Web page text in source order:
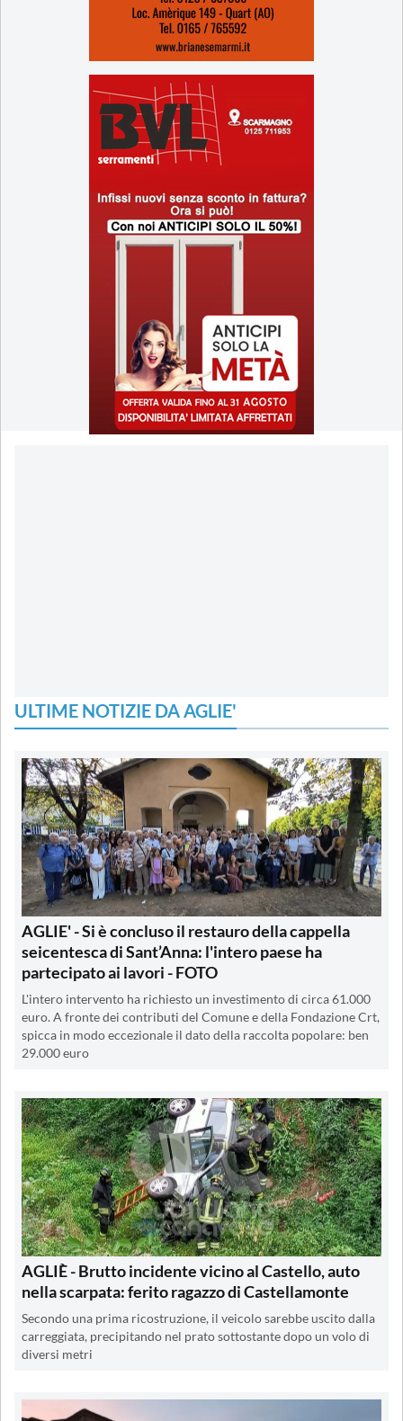
ULTIME NOTIZIE DA AGLIE'
AGLIE' - Si è concluso il restauro della cappella
seicentesca di Sant’Anna: l'intero paese ha
partecipato ai lavori - FOTO
L'intero intervento ha richiesto un investimento di circa 61.000
euro. A fronte dei contributi del Comune e della Fondazione Crt,
spicca in modo eccezionale il dato della raccolta popolare: ben
29.000 euro
AGLIÈ - Brutto incidente vicino al Castello, auto
nella scarpata: ferito ragazzo di Castellamonte
Secondo una prima ricostruzione, il veicolo sarebbe uscito dalla
carreggiata, precipitando nel prato sottostante dopo un volo di
diversi metri